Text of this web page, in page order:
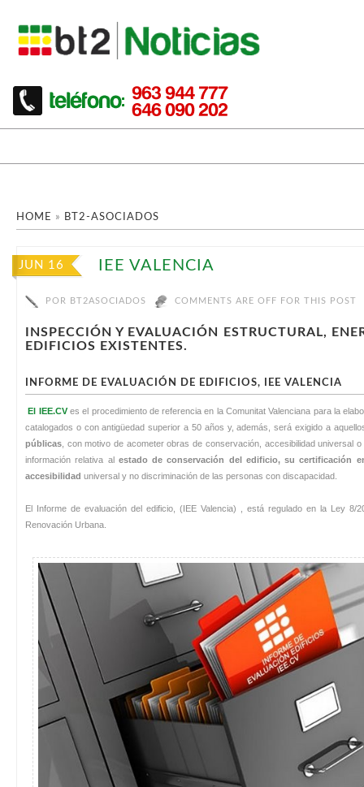
HOME » BT2-ASOCIADOS
JUN 16 IEE VALENCIA
POR BT2ASOCIADOS COMMENTS ARE OFF FOR THIS POST
INSPECCIÓN Y EVALUACIÓN ESTRUCTURAL,
EDIFICIOS EXISTENTES.
INFORME DE EVALUACIÓN DE EDIFICIOS, IEE VALENCIA
El IEE.CVes el procedimiento de referencia en la Comunitat Valenciana para la
catalogados o con antigüedad superior a 50 años y, además, será exigido a
públicas , con motivo de acometer obras de conservación, accesibilidad universal
información relativa al estado de conservación del edificio, su certificación
accesibilidad universal y no discriminación de las personas con discapacidad.
El Informe de evaluación del edificio, (IEE Valencia) , está regulado en la Ley 8/
Renovación Urbana.